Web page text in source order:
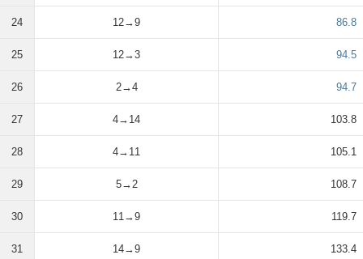
24 12→9 86.8
25 12→3 94.5
26 2→4 94.7
27 4→14 103.8
28 4→11 105.1
29 5→2 108.7
30 11→9 119.7
31 14→9 133.4